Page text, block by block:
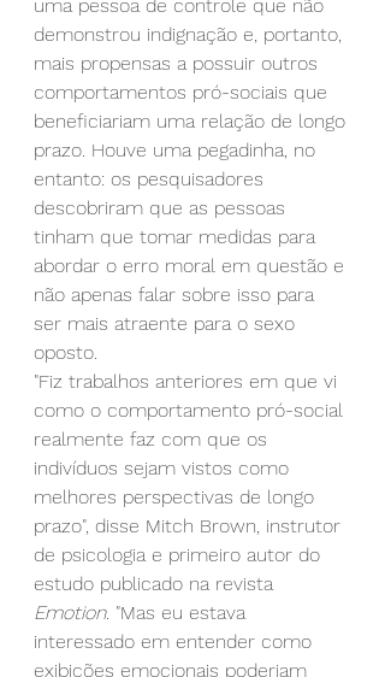
uma pessoa de controle que não
demonstrou indignação e, portanto,
mais propensas a possuir outros
comportamentos pró-sociais que
beneficiariam uma relação de longo
prazo. Houve uma pegadinha, no
entanto: os pesquisadores
descobriram que as pessoas
tinham que tomar medidas para
abordar o erro moral em questão e
não apenas falar sobre isso para
ser mais atraente para o sexo
oposto.
"Fiz trabalhos anteriores em que vi
como o comportamento pró-social
realmente faz com que os
indivíduos sejam vistos como
melhores perspectivas de longo
prazo", disse Mitch Brown, instrutor
de psicologia e primeiro autor do
estudo publicado na revista
Emotion. "Mas eu estava
interessado em entender como
exibições emocionais poderiam